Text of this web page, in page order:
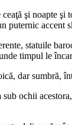
şi noapte
puternic
statuile
timpul le
dar sumbră,
ochii